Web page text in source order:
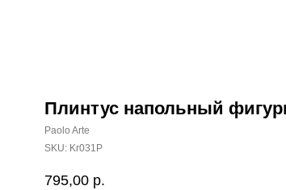
Плинтус напольный
Paolo Arte
SKU: Kr031P
795,00 р.